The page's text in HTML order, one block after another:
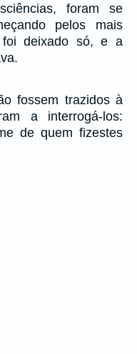
foram se
pelos mais
deixado só, e a
fossem trazidos à
a interrogá-los:
de quem fizestes